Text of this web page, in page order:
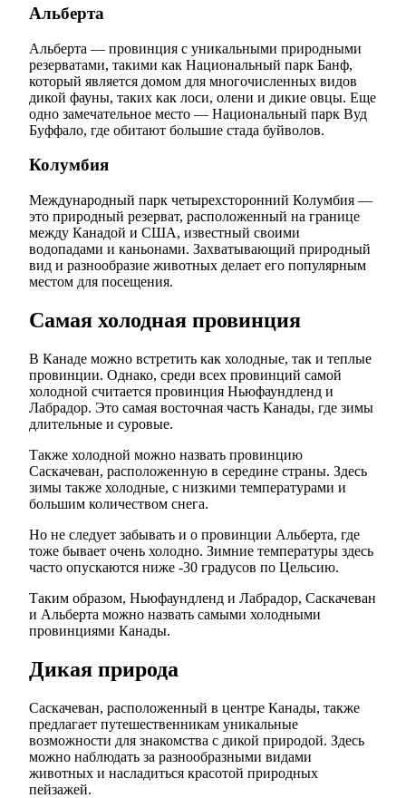
Альберта
Альберта — провинция с уникальными природными
резерватами, такими как Национальный парк Банф,
который является домом для многочисленных видов
дикой фауны, таких как лоси, олени и дикие овцы. Еще
одно замечательное место — Национальный парк Вуд
Буффало, где обитают большие стада буйволов.
Колумбия
Международный парк четырехсторонний Колумбия —
это природный резерват, расположенный на границе
между Канадой и США, известный своими
водопадами и каньонами. Захватывающий природный
вид и разнообразие животных делает его популярным
местом для посещения.
Самая холодная провинция
В Канаде можно встретить как холодные, так и теплые
провинции. Однако, среди всех провинций самой
холодной считается провинция Ньюфаундленд и
Лабрадор. Это самая восточная часть Канады, где зимы
длительные и суровые.
Также холодной можно назвать провинцию
Саскачеван, расположенную в середине страны. Здесь
зимы также холодные, с низкими температурами и
большим количеством снега.
Но не следует забывать и о провинции Альберта, где
тоже бывает очень холодно. Зимние температуры здесь
часто опускаются ниже -30 градусов по Цельсию.
Таким образом, Ньюфаундленд и Лабрадор, Саскачеван
и Альберта можно назвать самыми холодными
провинциями Канады.
Дикая природа
Саскачеван, расположенный в центре Канады, также
предлагает путешественникам уникальные
возможности для знакомства с дикой природой. Здесь
можно наблюдать за разнообразными видами
животных и насладиться красотой природных
пейзажей.